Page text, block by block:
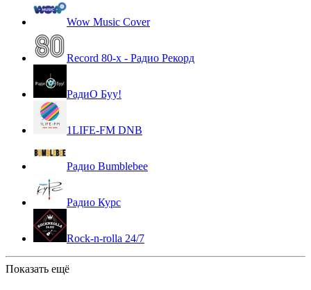
Wow Music Cover
Record 80-х - Радио Рекорд
РадиО Буу!
1LIFE-FM DNB
Радио Bumblebee
Радио Курс
Rock-n-rolla 24/7
Показать ещё